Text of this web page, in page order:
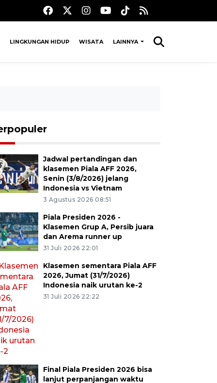
LINGKUNGAN HIDUP WISATA LAINNYA
Jadwal pertandingan dan
klasemen Piala AFF 2026,
Senin (3/8/2026) jelang
Indonesia vs Vietnam
3 Agustus 2026 08:51
Piala Presiden 2026 -
Klasemen Grup A, Persib juara
dan Arema runner up
31 Juli 2026 22:01
Klasemen sementara Piala AFF
2026, Jumat (31/7/2026)
Indonesia naik urutan ke-2
31 Juli 2026 22:22
Final Piala Presiden 2026 bisa
lanjut perpanjangan waktu